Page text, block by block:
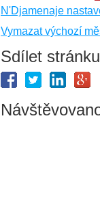
N'Djamenaje
Vymazat výchozí
Sdílet stránku